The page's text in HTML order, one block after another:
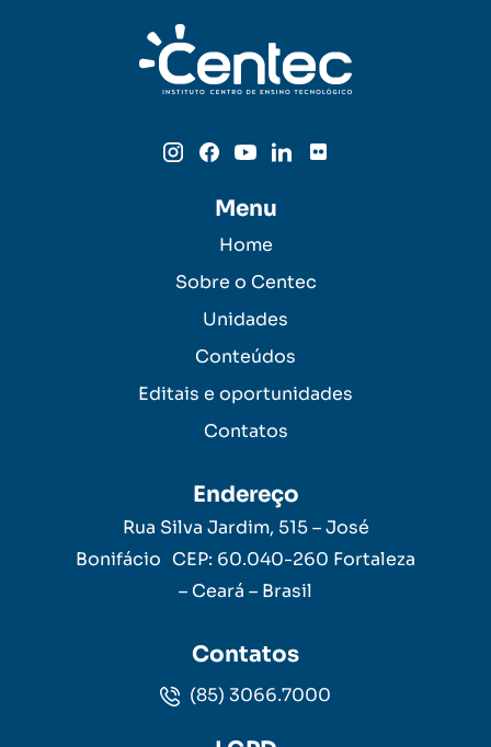
Menu
Home
Sobre o Centec
Unidades
Conteúdos
Editais e oportunidades
Contatos
Endereço
Rua Silva Jardim, 515 – José
Bonifácio CEP: 60.040-260 Fortaleza
– Ceará – Brasil
Contatos
(85) 3066.7000